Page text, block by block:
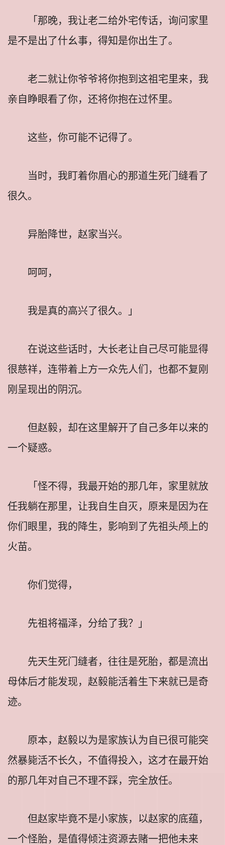
「那晚，我让老二给外宅传话，询问家里
是不是出了什幺事，得知是你出生了。
老二就让你爷爷将你抱到这祖宅里来，我
亲自睁眼看了你，还将你抱在过怀里。
这些，你可能不记得了。
当时，我盯着你眉心的那道生死门缝看了
很久。
异胎降世，赵家当兴。
呵呵，
我是真的高兴了很久。」
在说这些话时，大长老让自己尽可能显得
很慈祥，连带着上方一众先人们，也都不复刚
刚呈现出的阴沉。
但赵毅，却在这里解开了自己多年以来的
一个疑惑。
「怪不得，我最开始的那几年，家里就放
任我躺在那里，让我自生自灭，原来是因为在
你们眼里，我的降生，影响到了先祖头颅上的
火苗。
你们觉得，
先祖将福泽，分给了我？」
先天生死门缝者，往往是死胎，都是流出
母体后才能发现，赵毅能活着生下来就已是奇
迹。
原本，赵毅以为是家族认为自已很可能突
然暴毙活不长久，不值得投入，这才在最开始
的那几年对自己不理不踩，完全放任。
但赵家毕竟不是小家族，以赵家的底蕴，
一个怪胎，是值得倾注资源去赌一把他未来